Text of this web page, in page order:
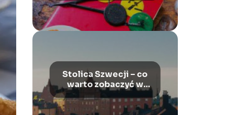
Stolica Szwecji – co
warto zobaczyć w